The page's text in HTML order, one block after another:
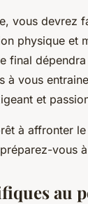
vous devrez
physique et
final
à vous
et
à affronter
vous
au